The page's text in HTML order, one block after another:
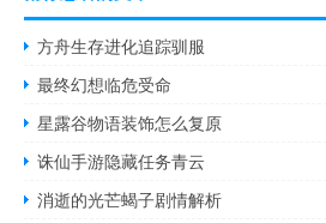
方舟生存进化追踪驯服
最终幻想临危受命
星露谷物语装饰怎么复原
诛仙手游隐藏任务青云
消逝的光芒蝎子剧情解析